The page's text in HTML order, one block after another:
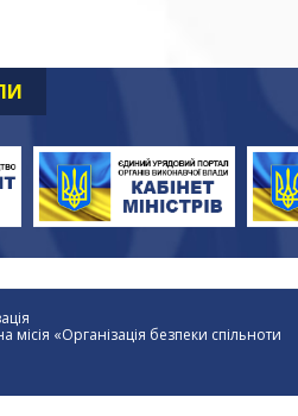
«Організація безпеки спільноти